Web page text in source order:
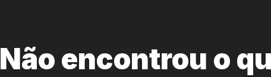
Não encontrou o